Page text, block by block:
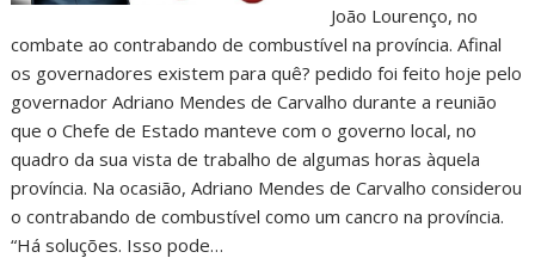
João Lourenço, no
combate ao contrabando de combustível na província. Afinal
os governadores existem para quê? pedido foi feito hoje pelo
governador Adriano Mendes de Carvalho durante a reunião
que o Chefe de Estado manteve com o governo local, no
quadro da sua vista de trabalho de algumas horas àquela
província. Na ocasião, Adriano Mendes de Carvalho considerou
o contrabando de combustível como um cancro na província.
“Há soluções. Isso pode…